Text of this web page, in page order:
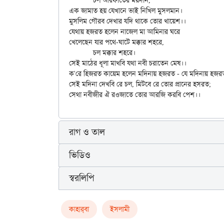
এক জামাত হয় যেখানে ভাই নিখিল মুসলমান।
মুসলিম গৌরব দেখার যদি থাকে তোর খায়েশ।।
যেথায় হজরত হলেন নাজেল মা আমিনার ঘরে
খেলেছেন যার পথে-ঘাটে মক্কার শহরে,
	চল মক্কার শহরে।
সেই মাঠের ধূলা মাখবি যথা নবী চরাতেন মেষ।।
ক'রে হিজরত কায়েম হলেন মদিনায় হজরত - যে মদিনায়
সেই মদিনা দেখবি রে চল, মিটবে রে তোর প্রানের হসরত;
রাগ ও তাল
ভিডিও
স্বরলিপি
কাহার্‌বা ইসলামী